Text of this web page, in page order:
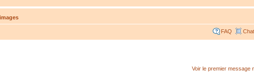
FAQ Chat
Voir le premier message